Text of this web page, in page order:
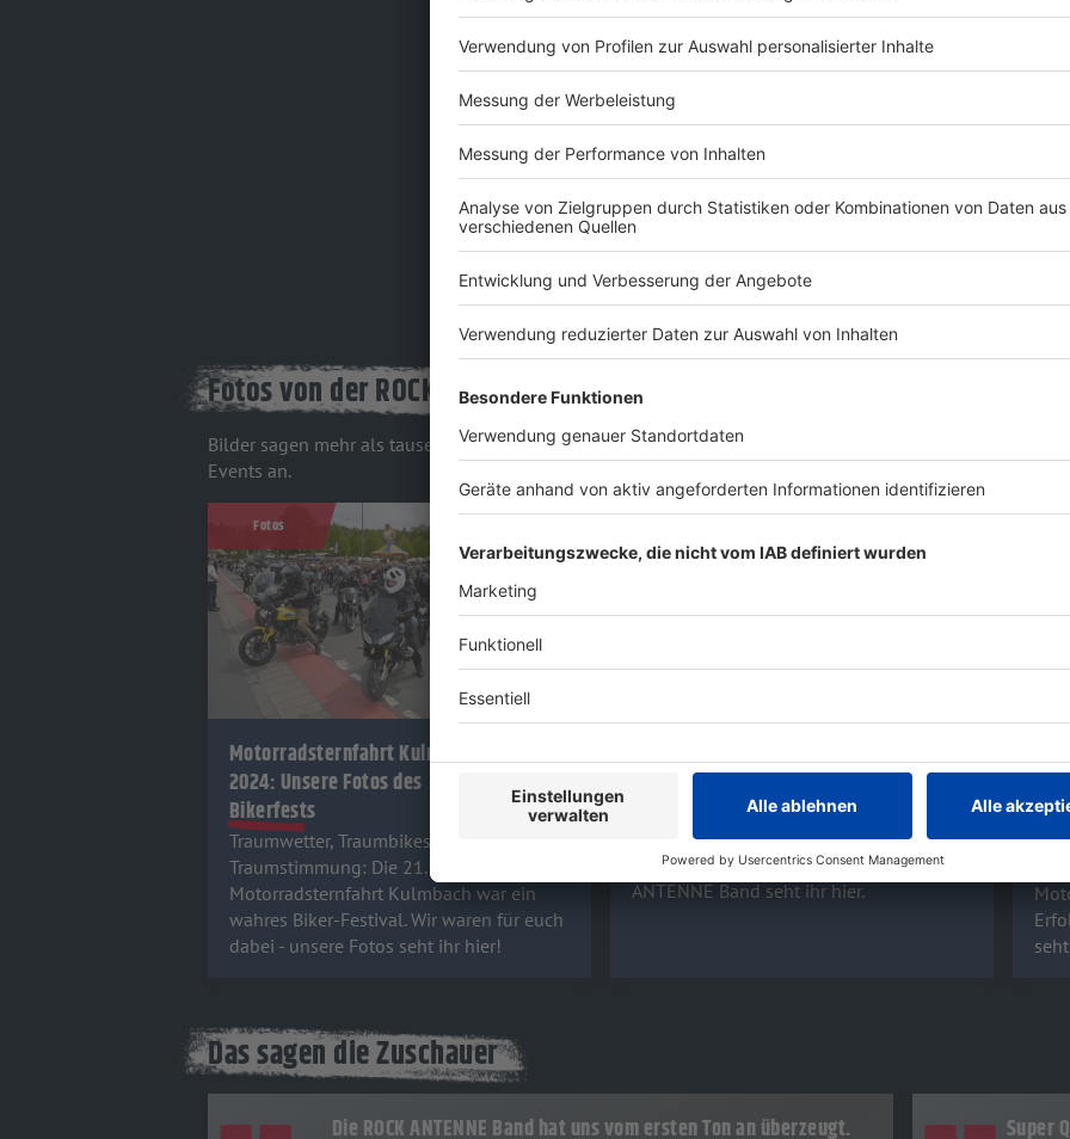
Fotos von der ROCK ANTENNE Band live on stage
Bilder sagen mehr als tausend Worte. 😉 Seht euch hierFotos von verschiedenen Auftritten unserer
Events an.
Fotos
Motorradsternfahrt Kulmbach
2024: Unsere Fotos des
Bikerfests
Traumwetter, Traumbikes,
Traumstimmung: Die 21.
Motorradsternfahrt Kulmbach war ein
wahres Biker-Festival. Wir waren für euch
dabei - unsere Fotos seht ihr hier!
ROCK ANTENNE Band live: Fotos
von der Classic Rock Night 2024
Zum 30. Geburtstag der MOTORRADWELT
Bodensee gab es 2024 die CLASSIC ROCK
NIGHT - unsere Fotos von der ROCK
ANTENNE Band seht ihr hier.
Die
Das sagen die Zuschauer
Die ROCK ANTENNE Band hat uns vom ersten Ton an überzeugt. Super